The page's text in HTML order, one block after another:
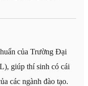
của Trường Đại
giúp thí sinh có cái
các ngành đào tạo.